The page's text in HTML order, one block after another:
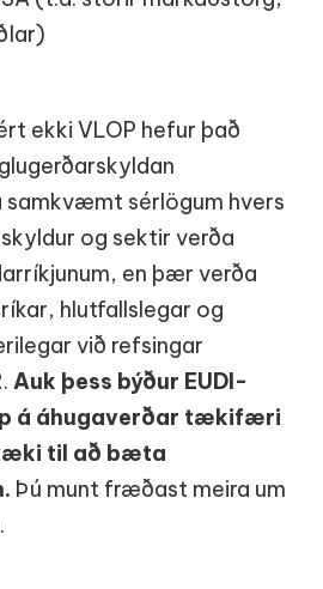
ekki VLOP hefur það
sérlögum hvers
og sektir verða
en þær verða
hlutfallslegar og
við refsingar
Auk þess býður EUDI-
á áhugaverðar tækifæri
til að bæta
Þú munt fræðast meira um